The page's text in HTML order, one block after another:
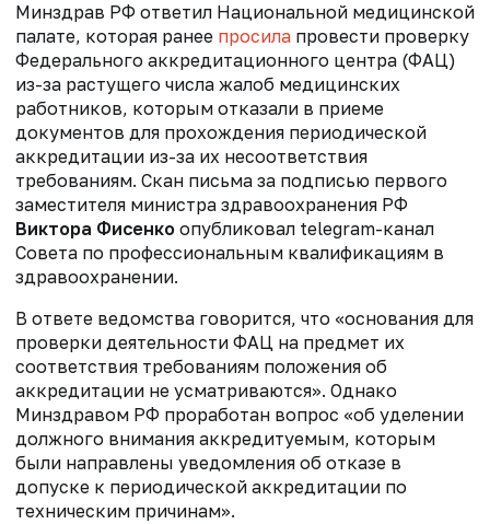
Минздрав РФ ответил Национальной медицинской
палате, которая ранее просила провести проверку
Федерального аккредитационного центра (ФАЦ)
из-за растущего числа жалоб медицинских
работников, которым отказали в приеме
документов для прохождения периодической
аккредитации из-за их несоответствия
требованиям. Скан письма за подписью первого
заместителя министра здравоохранения РФ
Виктора Фисенко опубликовал telegram-канал
Совета по профессиональным квалификациям в
здравоохранении.
В ответе ведомства говорится, что «основания для
проверки деятельности ФАЦ на предмет их
соответствия требованиям положения об
аккредитации не усматриваются». Однако
Минздравом РФ проработан вопрос «об уделении
должного внимания аккредитуемым, которым
были направлены уведомления об отказе в
допуске к периодической аккредитации по
техническим причинам».